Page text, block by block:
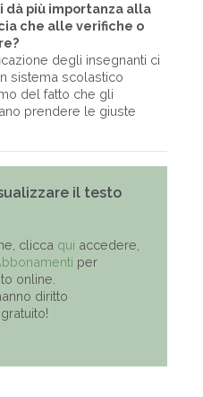
dà più importanza alla
che alle verifiche o
degli insegnanti ci
sistema scolastico
del fatto che gli
prendere le giuste
il testo
clicca qui accedere,
per
online.
diritto